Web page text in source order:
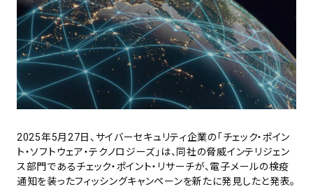
2025年5月27日、サイバーセキュリティ企業の「チェック・ポイン
ト・ソフトウェア・テクノロジーズ」は、同社の脅威インテリジェン
ス部門であるチェック・ポイント・リサーチが、電子メールの検疫
通知を装ったフィッシングキャンペーンを新たに発見したと発表。